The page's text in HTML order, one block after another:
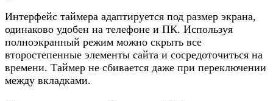
Интерфейс таймера адаптируется под размер экрана,
одинаково удобен на телефоне и ПК. Используя
полноэкранный режим можно скрыть все
второстепенные элементы сайта и сосредоточиться на
времени. Таймер не сбивается даже при переключении
между вкладками.